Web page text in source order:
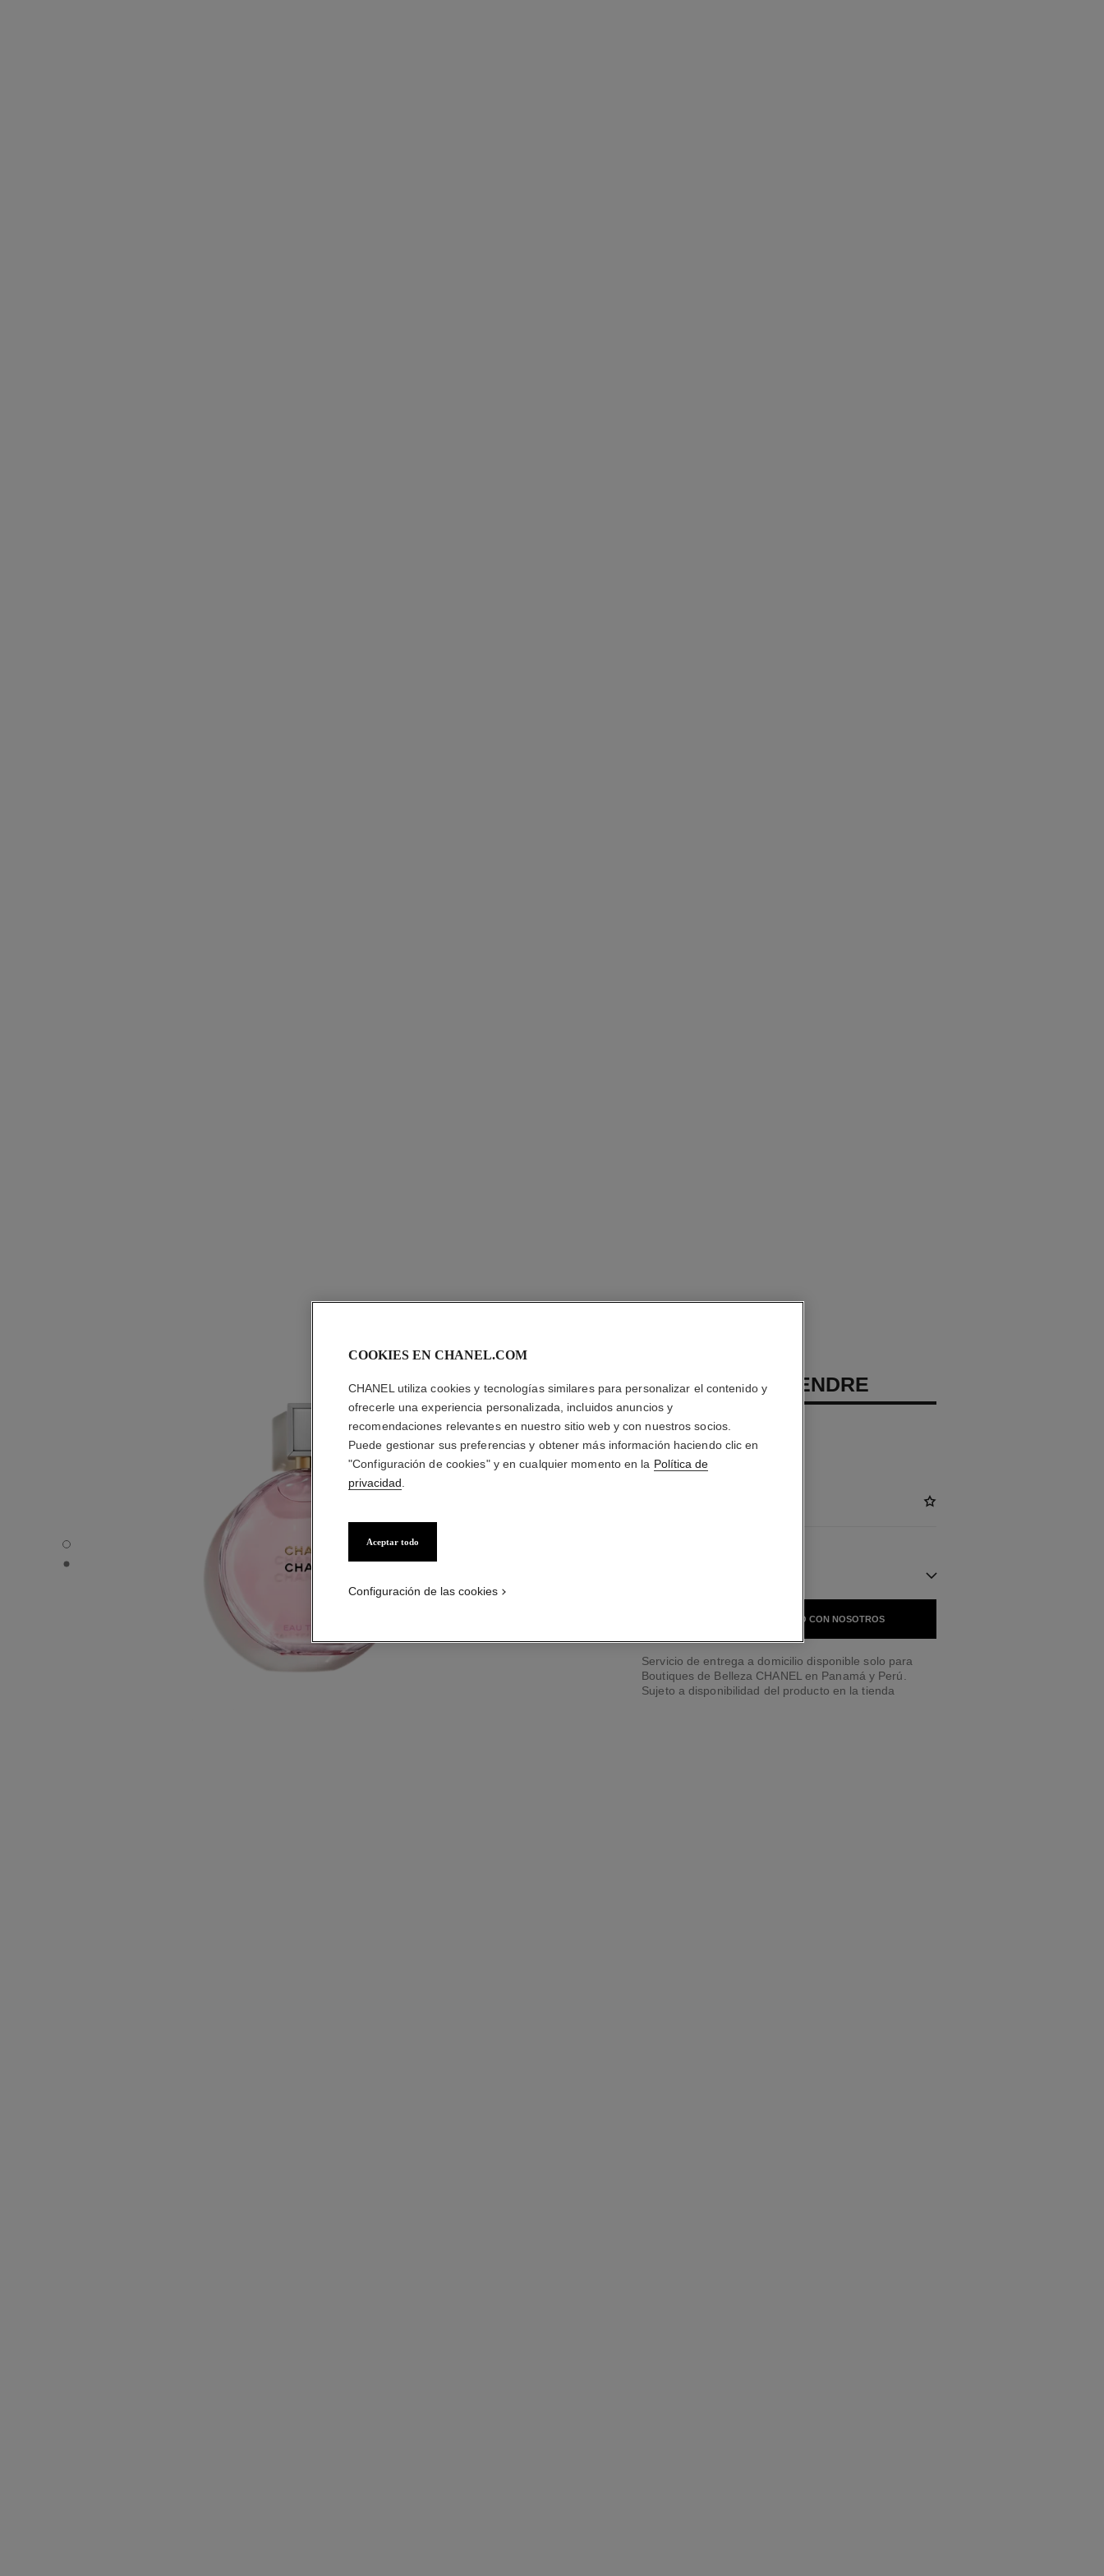
CHANCE EAU TENDRE - Vista por defecto
CHANCE EAU TENDRE - Vista alternativa 1
CHANCE EAU TENDRE
Eau de Parfum Vaporizador
Más información
Ref. 126250
PÓNGASE EN CONTACTO CON NOSOTROS
Servicio de entrega a domicilio disponible solo para
Boutiques de Belleza CHANEL en Panamá y Perú.
Sujeto a disponibilidad del producto en la tienda
COOKIES EN CHANEL.COM
CHANEL utiliza cookies y tecnologías similares para personalizar el contenido y
ofrecerle una experiencia personalizada, incluidos anuncios y
recomendaciones relevantes en nuestro sitio web y con nuestros socios.
Puede gestionar sus preferencias y obtener más información haciendo clic en
"Configuración de cookies" y en cualquier momento en la Política de
privacidad
Aceptar todo
Configuración de las cookies